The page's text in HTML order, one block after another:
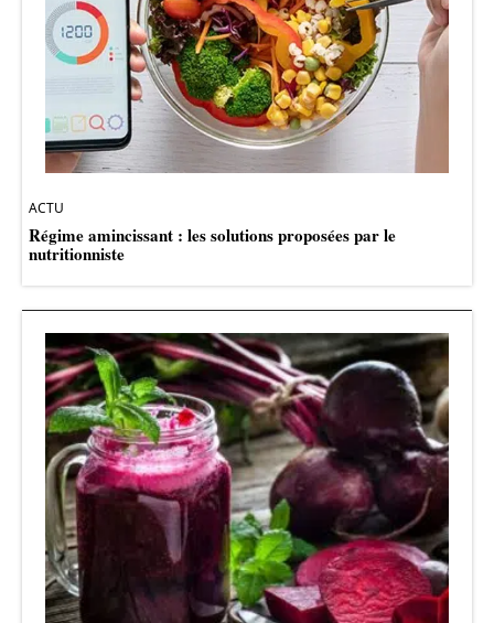
ACTU
Régime amincissant : les solutions proposées par le
nutritionniste